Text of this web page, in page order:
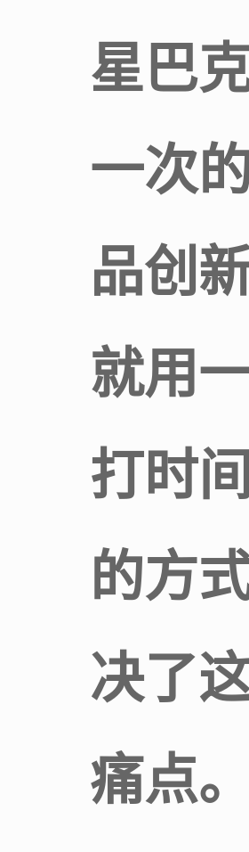
星巴
一次
品创新
就用
打时
的方
决了
痛点。